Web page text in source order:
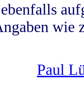
wie
Paul